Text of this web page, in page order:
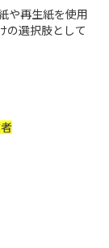
や再生紙を使用
の選択肢として